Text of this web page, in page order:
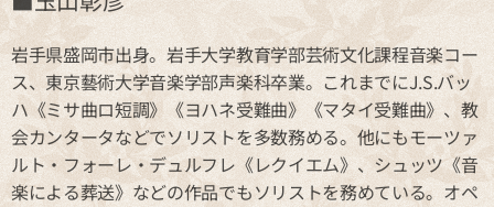
岩手県盛岡市出身。岩手大学教育学部芸術文化課程音楽コー
ス、東京藝術大学音楽学部声楽科卒業。これまでにJ.S.バッ
ハ《ミサ曲ロ短調》《ヨハネ受難曲》《マタイ受難曲》、教
会カンタータなどでソリストを多数務める。他にもモーツァ
ルト・フォーレ・デュルフレ《レクイエム》、シュッツ《音
楽による葬送》などの作品でもソリストを務めている。オペ